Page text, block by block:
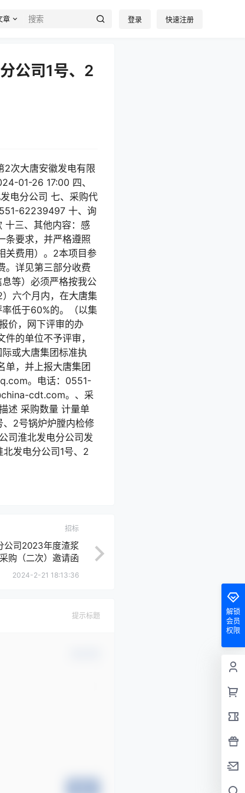
章 登录 快速注册
公司1号、2
次大唐安徽发电有限
01-26 17:00 四、
电分公司 七、采购代
62239497 十、询
十三、其他内容：感
条要求，并严格遵照
关费用）。2本项目参
。详见第三部分收费
等）必须严格按我公
六个月内，在大唐集
低于60%的。（以集
价，网下评审的办
的单位不予评审，
或大唐集团标准执
单，并上报大唐集团
。电话：0551-
cdt.com。、采
述 采购数量 计量单
、2号锅炉炉膛内检修
司淮北发电分公司发
发电分公司1号、2
招标
公司2023年度渣浆
购（二次）邀请函
2024-2-21 18:13:36
提示标题
解锁
会员
权限